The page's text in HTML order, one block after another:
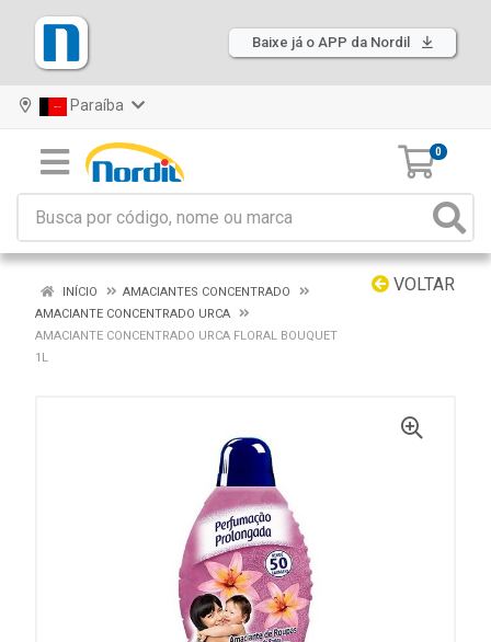
Baixe já o APP da Nordil
Paraíba
0
VOLTAR
INÍCIO
AMACIANTES CONCENTRADO
AMACIANTE CONCENTRADO URCA
AMACIANTE CONCENTRADO URCA FLORAL BOUQUET
1L